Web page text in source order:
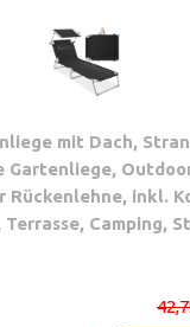
mit Dach,
Gartenliege,
Rückenlehne, inkl.
Camping,